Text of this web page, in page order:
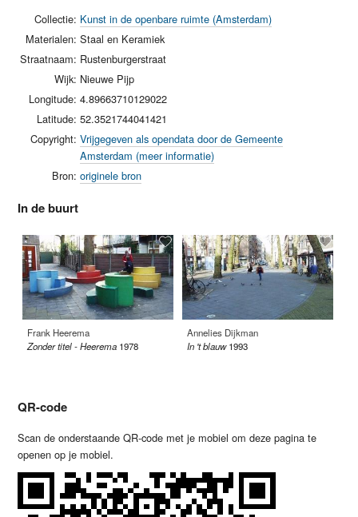
Collectie: Kunst in de openbare ruimte (Amsterdam)
Materialen: Staal en Keramiek
Straatnaam: Rustenburgerstraat
Wijk: Nieuwe Pijp
Longitude: 4.89663710129022
Latitude: 52.3521744041421
Copyright: Vrijgegeven als opendata door de Gemeente
Amsterdam (meer informatie)
Bron: originele bron
In de buurt
Frank Heerema
Zonder titel - Heerema 1978
Annelies Dijkman
In 't blauw 1993
QR-code
Scan de onderstaande QR-code met je mobiel om deze pagina te
openen op je mobiel.